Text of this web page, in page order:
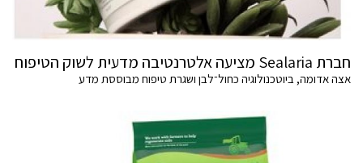
חברת Sealaria מציעה אלטרנטיבה מדעית לשוק הטיפוח
אצה אדומה, ביוטכנולוגיה כחול־לבן ושגרת טיפוח מבוססת מדע